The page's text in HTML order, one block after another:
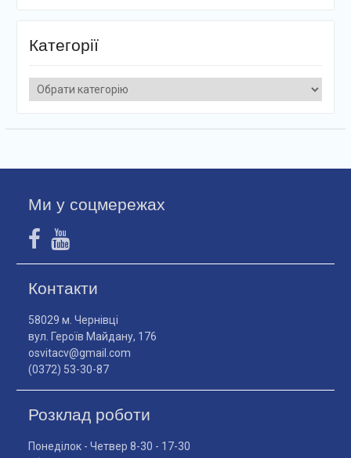
Категорії
Категорії
Ми у соцмережах
Контакти
58029 м. Чернівці
вул. Героїв Майдану, 176
osvitacv@gmail.com
(0372) 53-30-87
Розклад роботи
Понеділок - Четвер 8-30 - 17-30